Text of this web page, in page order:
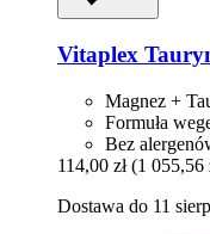
Vitaplex
Magnez +
Formuła
Bez
114,00 zł (1 055,56
Dostawa do 11